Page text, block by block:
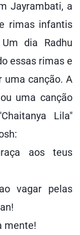
Jayrambati, a
rimas infantis
dia Radhu
essas rimas e
uma canção. A
uma canção
Lila"
aos teus
vagar pelas
mente!